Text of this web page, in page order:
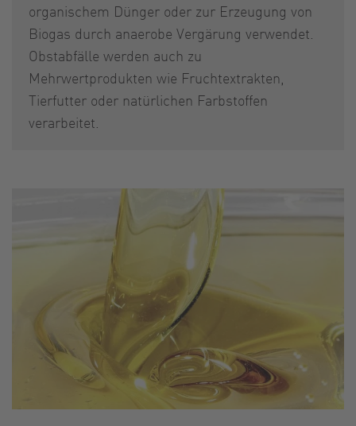
organischem Dünger oder zur Erzeugung von
Biogas durch anaerobe Vergärung verwendet.
Obstabfälle werden auch zu
Mehrwertprodukten wie Fruchtextrakten,
Tierfutter oder natürlichen Farbstoffen
verarbeitet.